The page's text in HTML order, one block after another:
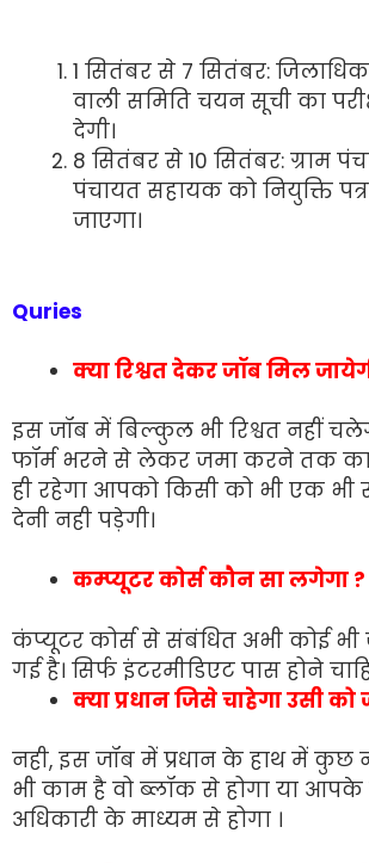
1 सितंबर से 7 सितंबर:
वाली समिति चयन सूची का
देगी।
8 सितंबर से 10 सितंबर: ग्राम
पंचायत सहायक को नियुक्ति
जाएगा।
Quries
क्या रिश्वत देकर जॉब मिल
इस जॉब में बिल्कुल भी रिश्वत नहीं
फॉर्म भरने से लेकर जमा करने तक
ही रहेगा आपको किसी को भी एक भी
देनी नही पड़ेगी।
कम्प्यूटर कोर्स कौन सा लगेगा ?
कंप्यूटर कोर्स से संबंधित अभी कोई भी
गई है। सिर्फ इंटरमीडिएट पास होने
क्या प्रधान जिसे चाहेगा उसी को
नही, इस जॉब में प्रधान के हाथ में कुछ
भी काम है वो ब्लॉक से होगा या आपके
अधिकारी के माध्यम से होगा ।